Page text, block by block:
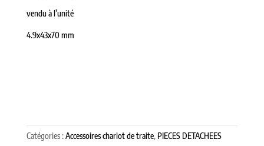
vendu à l’unité
4.9x43x70 mm
Catégories :Accessoires chariot de traite, PIECES DETACHEES